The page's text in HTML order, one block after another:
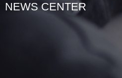
NEWS CENTER